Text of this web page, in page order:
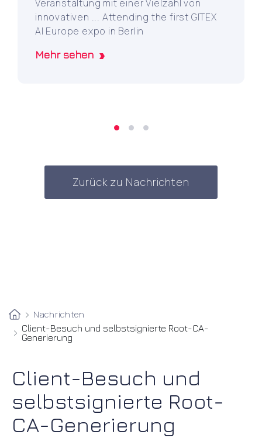
Veranstaltung mit einer Vielzahl von
innovativen ... Attending the first GITEX
AI Europe expo in Berlin
Mehr sehen
Zurück zu Nachrichten
Nachrichten
Client-Besuch und selbstsignierte Root-CA-
Generierung
Client-Besuch und
selbstsignierte Root-
CA-Generierung